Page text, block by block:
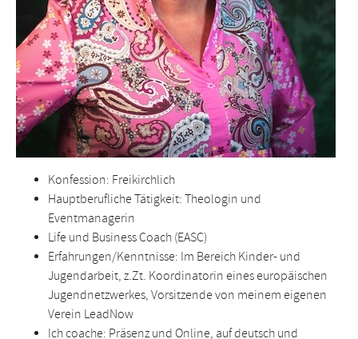
Konfession: Freikirchlich
Hauptberufliche Tätigkeit: Theologin und
Eventmanagerin
Life und Business Coach (EASC)
Erfahrungen/Kenntnisse: Im Bereich Kinder- und
Jugendarbeit, z.Zt. Koordinatorin eines europäischen
Jugendnetzwerkes, Vorsitzende von meinem eigenen
Verein LeadNow
Ich coache: Präsenz und Online, auf deutsch und